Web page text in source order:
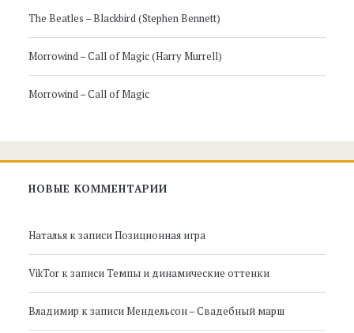
The Beatles – Blackbird (Stephen Bennett)
Morrowind – Call of Magic (Harry Murrell)
Morrowind – Call of Magic
НОВЫЕ КОММЕНТАРИИ
Натальяк записиПозиционная игра
VikTorк записиТемпы и динамические оттенки
Владимир к записиМендельсон – Свадебный марш